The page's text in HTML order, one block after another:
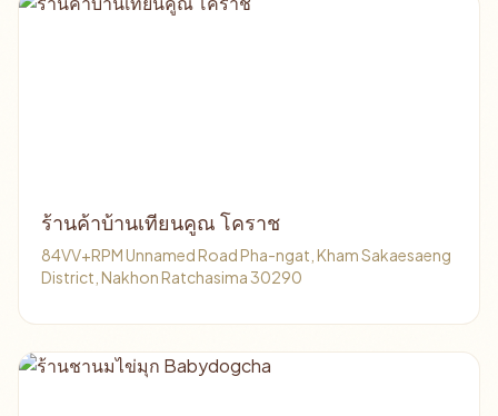
ร้านค้าบ้านเทียนคูณ โคราช
84VV+RPM Unnamed Road Pha-ngat, Kham Sakaesaeng
District, Nakhon Ratchasima 30290